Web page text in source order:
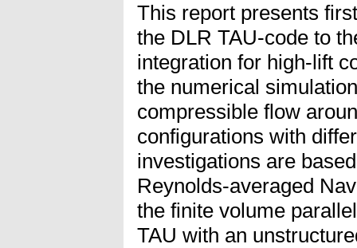
This report presents
the DLR TAU-code to
integration for high-lift
the numerical
compressible flow
configurations with
investigations are
Reynolds-averaged
the finite volume
TAU with an